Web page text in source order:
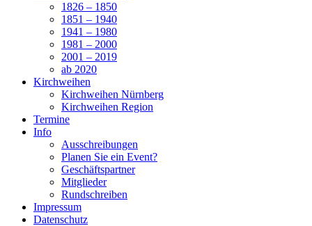
1826 – 1850
1851 – 1940
1941 – 1980
1981 – 2000
2001 – 2019
ab 2020
Kirchweihen
Kirchweihen Nürnberg
Kirchweihen Region
Termine
Info
Ausschreibungen
Planen Sie ein Event?
Geschäftspartner
Mitglieder
Rundschreiben
Impressum
Datenschutz